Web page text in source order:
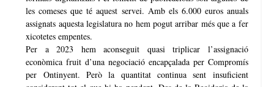
les comeses que té aquest servei. Amb els 6.000 euros anuals
assignats aquesta legislatura no hem pogut arribar més que a fer
xicotetes empentes.
Per a 2023 hem aconseguit quasi triplicar l’assignació
econòmica fruit d’una negociació encapçalada per Compromís
per Ontinyent. Però la quantitat continua sent insuficient